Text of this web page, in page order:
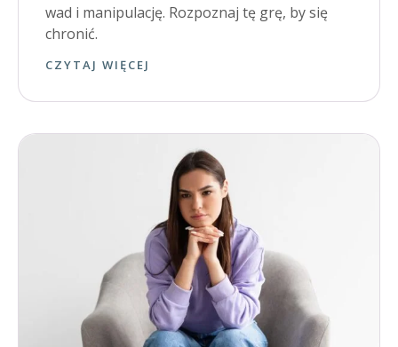
wad i manipulację. Rozpoznaj tę grę, by się
chronić.
CZYTAJ WIĘCEJ